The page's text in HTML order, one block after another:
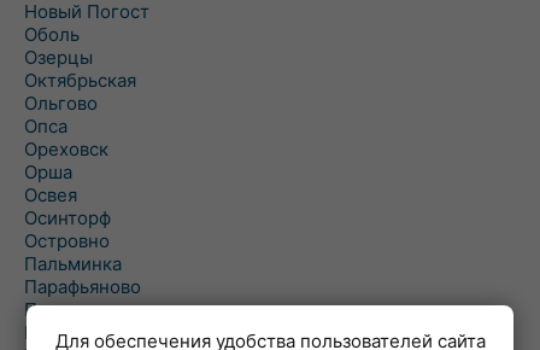
Новый Погост
Оболь
Озерцы
Октябрьская
Ольгово
Опса
Ореховск
Орша
Освея
Осинторф
Островно
Пальминка
Парафьяново
Плисса
ПовятьеДля обеспечения удобства пользователей сайта